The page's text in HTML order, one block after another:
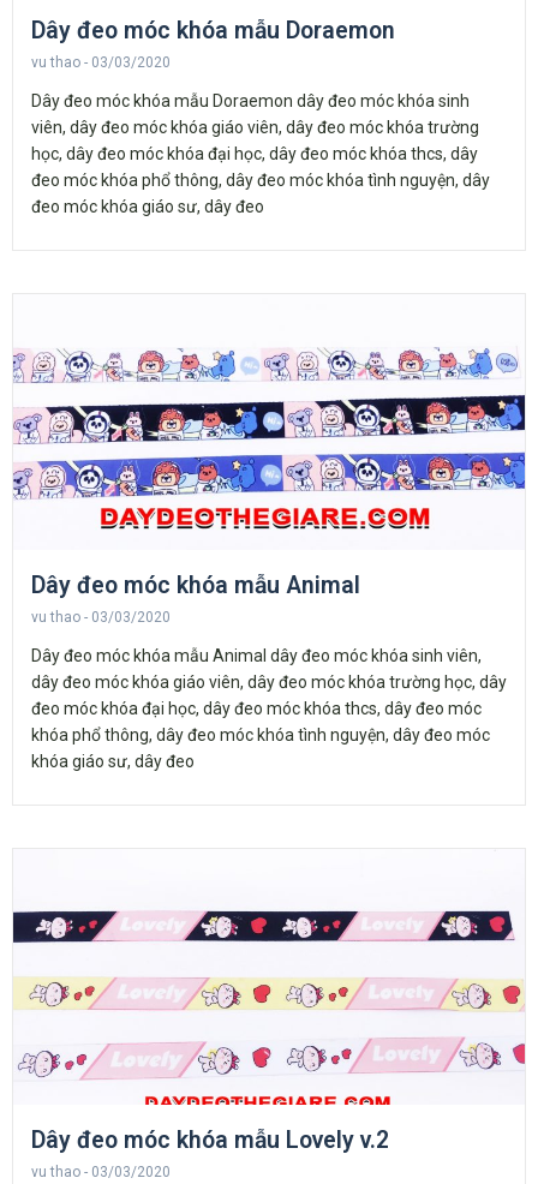
Dây đeo móc khóa mẫu Doraemon
vu thao 03/03/2020
Dây đeo móc khóa mẫu Doraemon dây đeo móc khóa sinh
viên, dây đeo móc khóa giáo viên, dây đeo móc khóa trường
học, dây đeo móc khóa đại học, dây đeo móc khóa thcs, dây
đeo móc khóa phổ thông, dây đeo móc khóa tình nguyện, dây
đeo móc khóa giáo sư, dây đeo
Dây đeo móc khóa mẫu Animal
vu thao 03/03/2020
Dây đeo móc khóa mẫu Animal dây đeo móc khóa sinh viên,
dây đeo móc khóa giáo viên, dây đeo móc khóa trường học, dây
đeo móc khóa đại học, dây đeo móc khóa thcs, dây đeo móc
khóa phổ thông, dây đeo móc khóa tình nguyện, dây đeo móc
khóa giáo sư, dây đeo
Dây đeo móc khóa mẫu Lovely v.2
vu thao 03/03/2020